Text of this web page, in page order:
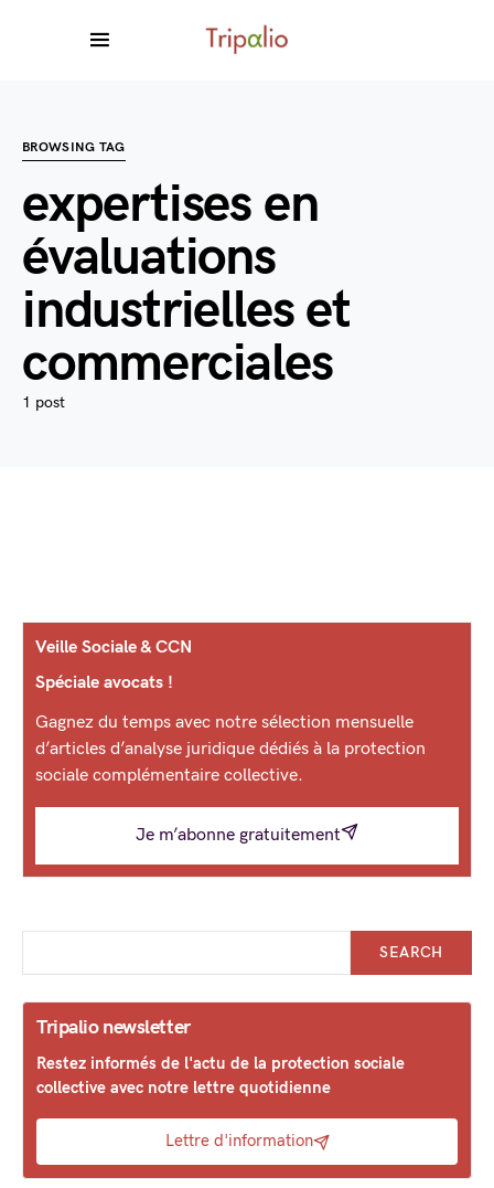
BROWSING TAG
expertises en
évaluations
industrielles et
commerciales
1 post
Veille Sociale & CCN
Spéciale avocats !
Gagnez du temps avec notre sélection mensuelle
d’articles d’analyse juridique dédiés à la protection
sociale complémentaire collective.
Je m’abonne gratuitement
SEARCH
Tripalio newsletter
Restez informés de l'actu de la protection sociale
collective avec notre lettre quotidienne
Lettre d'information